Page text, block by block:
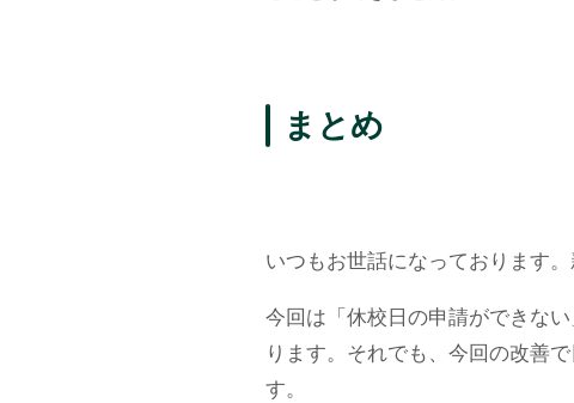
まとめ
いつもお世話になっております
今回は「休校日の申請ができな
ります。それでも、今回の改善
す。